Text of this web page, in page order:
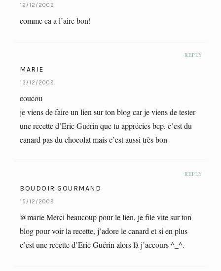
12/12/2009
comme ca a l’aire bon!
REPLY
MARIE
13/12/2009
coucou
je viens de faire un lien sur ton blog car je viens de tester
une recette d’Eric Guérin que tu apprécies bcp. c’est du
canard pas du chocolat mais c’est aussi très bon
REPLY
BOUDOIR GOURMAND
15/12/2009
@marie Merci beaucoup pour le lien, je file vite sur ton
blog pour voir la recette, j’adore le canard et si en plus
c’est une recette d’Eric Guérin alors là j’accours ^_^.